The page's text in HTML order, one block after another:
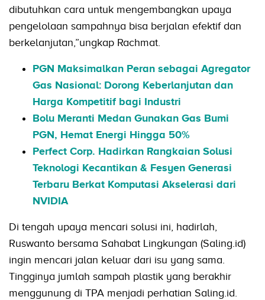
dibutuhkan cara untuk mengembangkan upaya
pengelolaan sampahnya bisa berjalan efektif dan
berkelanjutan,”ungkap Rachmat.
PGN Maksimalkan Peran sebagai Agregator
Gas Nasional: Dorong Keberlanjutan dan
Harga Kompetitif bagi Industri
Bolu Meranti Medan Gunakan Gas Bumi
PGN, Hemat Energi Hingga 50%
Perfect Corp. Hadirkan Rangkaian Solusi
Teknologi Kecantikan & Fesyen Generasi
Terbaru Berkat Komputasi Akselerasi dari
NVIDIA
Di tengah upaya mencari solusi ini, hadirlah,
Ruswanto bersama Sahabat Lingkungan (Saling.id)
ingin mencari jalan keluar dari isu yang sama.
Tingginya jumlah sampah plastik yang berakhir
menggunung di TPA menjadi perhatian Saling.id.